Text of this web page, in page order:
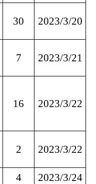
30 2023/3/20
7 2023/3/21
16 2023/3/22
2 2023/3/22
4 2023/3/24